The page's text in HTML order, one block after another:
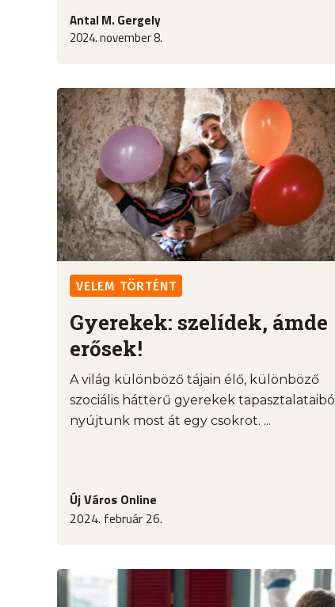
Antal M. Gergely
2024. november 8.
VELEM TÖRTÉNT
Gyerekek: szelídek, ámde
erősek!
A világ különböző tájain élő, különböző
szociális hátterű gyerekek tapasztalataiból
nyújtunk most át egy csokrot. ...
Új Város Online
2024. február 26.